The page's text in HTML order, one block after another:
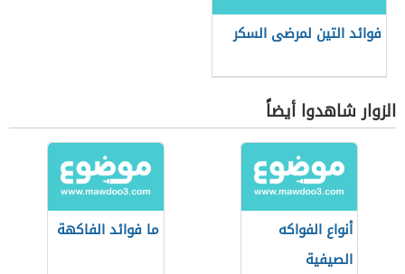
فوائد التين لمرضى السكر
الزوار شاهدوا أيضاً
أنواع الفواكه
الصيفية
ما فوائد الفاكهة